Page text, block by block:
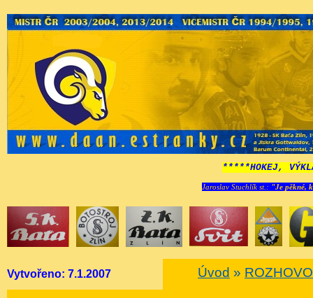
*****HOKEJ,
Jaroslav Stuchlík st.: "Je pěkné,
Vytvořeno: 7.1.2007 Úvod »